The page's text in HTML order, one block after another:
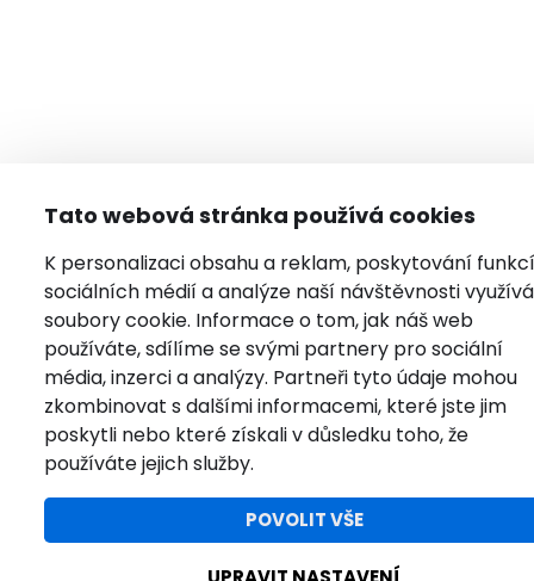
Tato webová stránka používá cookies
K personalizaci obsahu a reklam, poskytování funkcí
sociálních médií a analýze naší návštěvnosti
soubory cookie. Informace o tom, jak náš web
používáte, sdílíme se svými partnery pro sociální
média, inzerci a analýzy. Partneři tyto údaje mohou
zkombinovat s dalšími informacemi, které jste jim
poskytli nebo které získali v důsledku toho, že
používáte jejich služby.
POVOLIT VŠE